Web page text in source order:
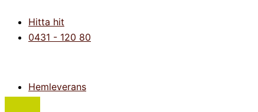
innehåll
Hitta hit
0431 - 120 80
Hemleverans
Menu
Menu
Mirror
mängd
300kr
600kr
ursprungliga
priset
nuvarande
priset